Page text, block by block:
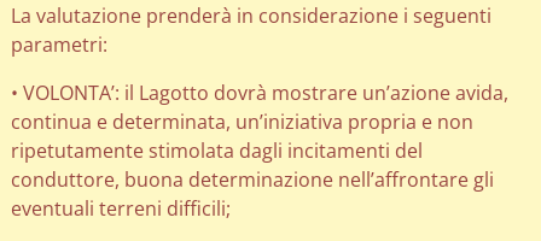
La valutazione prenderà in considerazione i seguenti
parametri:
• VOLONTA’: il Lagotto dovrà mostrare un’azione avida,
continua e determinata, un’iniziativa propria e non
ripetutamente stimolata dagli incitamenti del
conduttore, buona determinazione nell’affrontare gli
eventuali terreni difficili;